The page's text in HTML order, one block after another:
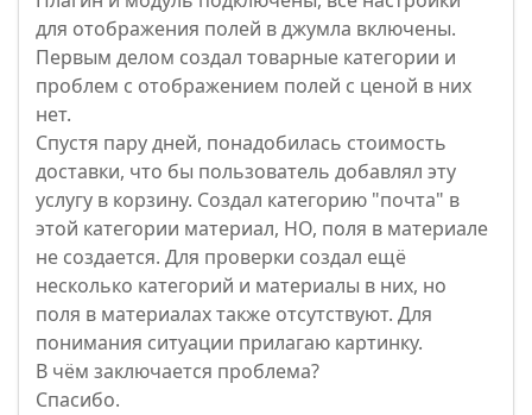
для отображения полей в джумла включены.
Первым делом создал товарные категории и
проблем с отображением полей с ценой в них
нет.
Спустя пару дней, понадобилась стоимость
доставки, что бы пользователь добавлял эту
услугу в корзину. Создал категорию "почта" в
этой категории материал, НО, поля в материале
не создается. Для проверки создал ещё
несколько категорий и материалы в них, но
поля в материалах также отсутствуют. Для
понимания ситуации прилагаю картинку.
В чём заключается проблема?
Спасибо.